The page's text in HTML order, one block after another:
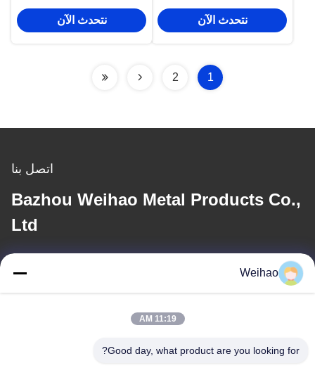
Jis G3312 Standard
نتحدث الآن
PPGL مدرفلة على البارد
نتحدث الآن
1
2
اتصل بنا
Bazhou Weihao Metal Products Co.,
Ltd
408690175@qq.com
Weihao
11:19 AM
Good day, what product are you looking for?